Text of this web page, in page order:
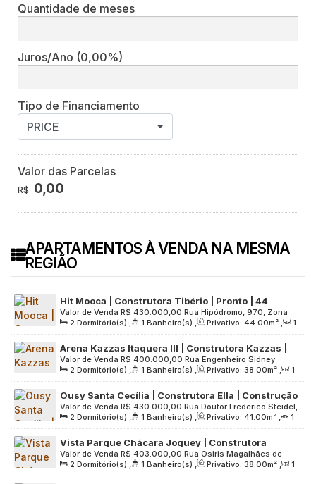
Quantidade de meses
Juros/Ano (0,00%)
Tipo de Financiamento
PRICE
Valor das Parcelas
R$ 0,00
APARTAMENTOS À VENDA NA MESMA
REGIÃO
Hit Mooca | Construtora Tibério | Pronto | 44
metros | 02 dormitórios | com varanda | sem vaga
R$ 430.000,00
Valor de Venda
Rua Hipódromo, 970, Zona
Leste, 03162-020, Mooca, São Paulo, São Paulo, Brasil
2 Dormitório(s) , 1 Banheiro(s) , Privativo: 44.00m² ,
1
Sala(s) , Útil: 44.00m² , Terreno: 2048.00m²
Arena Kazzas Itaquera III | Construtora Kazzas |
Construção | 38 Metros | 02 Dormitórios | com
Varanda | 01 Vaga
R$ 400.000,00
Valor de Venda
Rua Engenheiro Sidney
Aparecido de Moraes, 12, Zona Leste, 08220-375, Vila
Campanela, São Paulo, São Paulo, Brasil
2 Dormitório(s) , 1 Banheiro(s) , Privativo: 38.00m² ,
1
Sala(s) , 1 Vaga(s) , Útil: 38.00m² , Terreno: 4845.00m²
Ousy Santa Cecília | Construtora Ella | Construção
| 41 metros | 02 dormitórios | com varanda | 01
vaga
R$ 430.000,00
Valor de Venda
Rua Doutor Frederico Steidel,
211, Zona Central, 01225-030, Vila Buarque, São Paulo, São
Paulo, Brasil
2 Dormitório(s) , 1 Banheiro(s) , Privativo: 41.00m² ,
1
Sala(s) , 1 Vaga(s) , Útil: 41.00m² , Terreno: 584.00m²
Vista Parque Chácara Joquey | Construtora
Abiatar | Construção | 38 Metros | 02 Dormitórios |
Varanda Grill | 01 Vaga
R$ 403.000,00
Valor de Venda
Rua Osiris Magalhães de
Almeida, 384, Zona Oeste, 05634-020, Jardim Monte Kemel,
São Paulo, São Paulo, Brasil
2 Dormitório(s) , 1 Banheiro(s) , Privativo: 38.00m² ,
1
Sala(s) , 1 Vaga(s) , Útil: 38.00m² , Terreno: 2001.00m²